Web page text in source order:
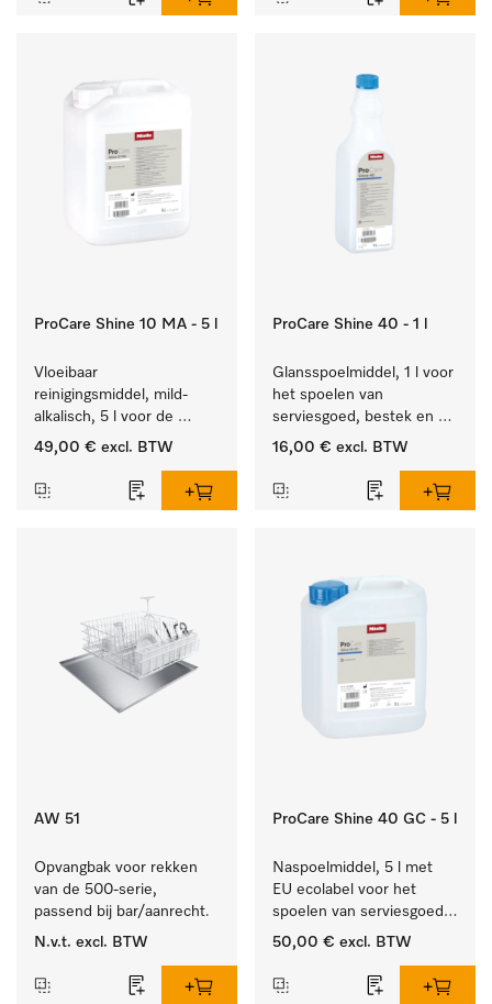
ProCare Shine 10 MA - 5 l
Vloeibaar
reinigingsmiddel, mild-
alkalisch, 5 l voor de
reiniging van lichte
bestek en glazen.
49,00 € excl. BTW
ProCare Shine 40 - 1 l
Glansspoelmiddel, 1 l voor
het spoelen van
serviesgoed, bestek en
ideaal voor glazen.
16,00 € excl. BTW
AW 51
Opvangbak voor rekken
van de 500-serie,
passend bij bar/aanrecht.
N.v.t. excl. BTW
ProCare Shine 40 GC - 5 l
Naspoelmiddel, 5 l met
EU ecolabel voor het
spoelen van serviesgoed,
bestek en glazen.
50,00 € excl. BTW